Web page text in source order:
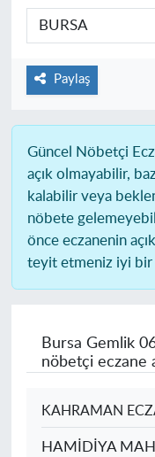
Paylaş
Güncel Nöbetçi
açık olmayabilir,
kalabilir veya
nöbete
önce eczanenin
teyit etmeniz iyi bir
Bursa Gemlik06
nöbetçi eczane
KAHRAMAN
HAMİDİYA